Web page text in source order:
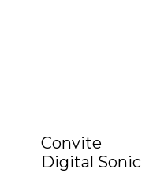
Convite
Digital Sonic